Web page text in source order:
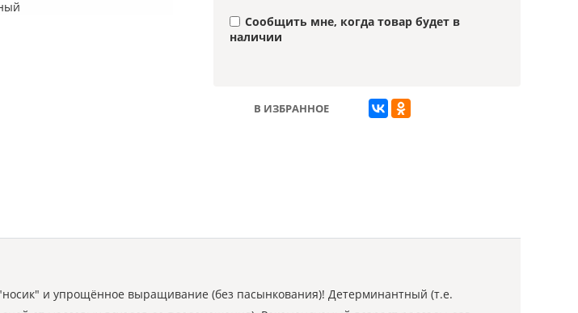
Сообщить мне, когда товар будет в
наличии
В ИЗБРАННОЕ
и упрощённое выращивание (без пасынкования)! Детерминантный (т.е.